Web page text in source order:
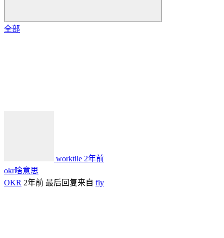
全部
worktile 2年前
okr啥意思
OKR 2年前 最后回复来自 fiy